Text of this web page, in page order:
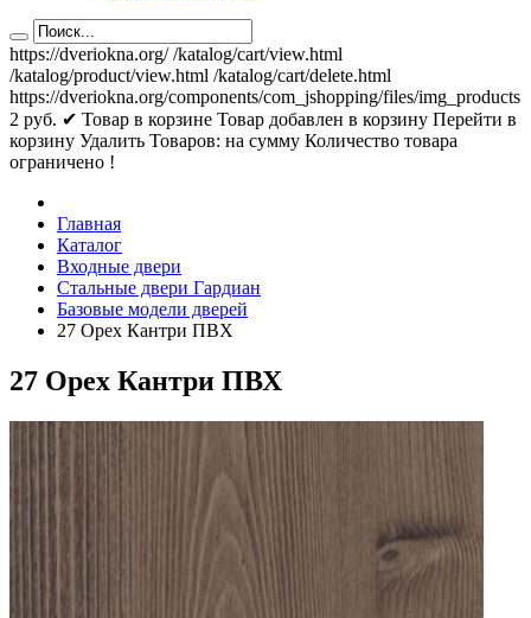
https://dveriokna.org/ /katalog/cart/view.html
/katalog/product/view.html /katalog/cart/delete.html
https://dveriokna.org/components/com_jshopping/files/img_products
2 руб. ✔ Товар в корзине Товар добавлен в корзину Перейти в
корзину Удалить Товаров: на сумму Количество товара
ограничено !
Главная
Каталог
Входные двери
Стальные двери Гардиан
Базовые модели дверей
27 Орех Кантри ПВХ
27 Орех Кантри ПВХ